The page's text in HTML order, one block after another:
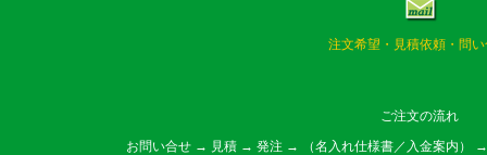
注文希望・見積依頼・問
ご注文の流れ
お問い合せ → 見積 → 発注 → （名入れ仕様書／入金案内）